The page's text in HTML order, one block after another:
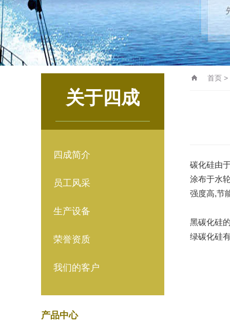
关于四成
四成简介
员工风采
生产设备
荣誉资质
我们的客户
产品中心
首页 >
碳化硅由
涂布于水
强度高,节
黑碳化硅
绿碳化硅